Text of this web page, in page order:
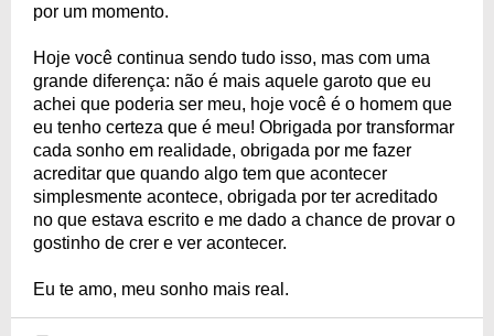
por um momento.
Hoje você continua sendo tudo isso, mas com uma
grande diferença: não é mais aquele garoto que eu
achei que poderia ser meu, hoje você é o homem que
eu tenho certeza que é meu! Obrigada por transformar
cada sonho em realidade, obrigada por me fazer
acreditar que quando algo tem que acontecer
simplesmente acontece, obrigada por ter acreditado
no que estava escrito e me dado a chance de provar o
gostinho de crer e ver acontecer.
Eu te amo, meu sonho mais real.